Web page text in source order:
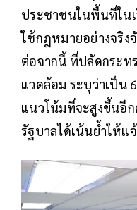
ประชาชนในพื้นที่ในเ
ใช้กฎหมายอย่างจริง
ต่อจากนี้ ที่ปลัดกระท
แวดล้อม ระบุว่าเป็น
แนวโน้มที่จะสูงขึ้นอีก
รัฐบาลได้เน้นย้ำให้